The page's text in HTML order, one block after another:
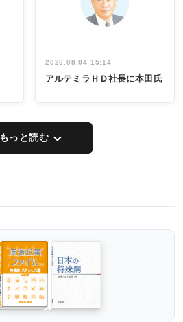
2026.08.04 15:14
アルテミラＨＤ社長に本田氏
もっと読む